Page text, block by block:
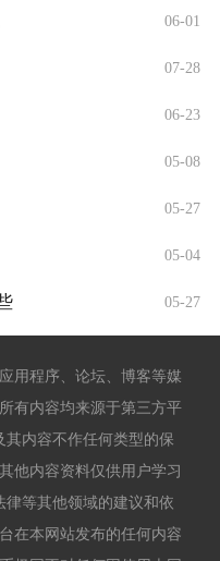
06-01
07-28
06-23
05-08
05-27
05-04
05-27
用程序、论坛、博客等媒
有内容均来源于第三方平
内容不作任何类型的保
他内容资料仅供用户学习
律等其他领域的建议和依
在本网站发布的任何内容